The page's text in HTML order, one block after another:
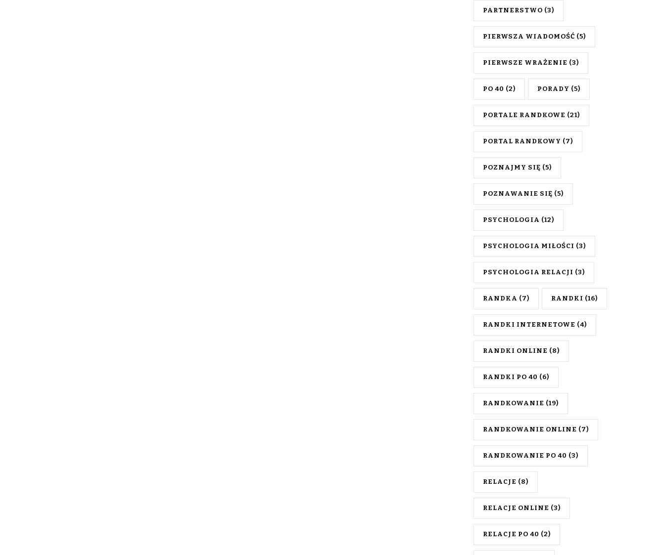
PARTNERSTWO (3)
PIERWSZA WIADOMOŚĆ (5)
PIERWSZE WRAŻENIE (3)
PO 40 (2) PORADY (5)
PORTALE RANDKOWE (21)
PORTAL RANDKOWY (7)
POZNAJMY SIĘ (5)
POZNAWANIE SIĘ (5)
PSYCHOLOGIA (12)
PSYCHOLOGIA MIŁOŚCI (3)
PSYCHOLOGIA RELACJI (3)
RANDKA (7) RANDKI (16)
RANDKI INTERNETOWE (4)
RANDKI ONLINE (8)
RANDKI PO 40 (6)
RANDKOWANIE (19)
RANDKOWANIE ONLINE (7)
RANDKOWANIE PO 40 (3)
RELACJE (8)
RELACJE ONLINE (3)
RELACJE PO 40 (2)